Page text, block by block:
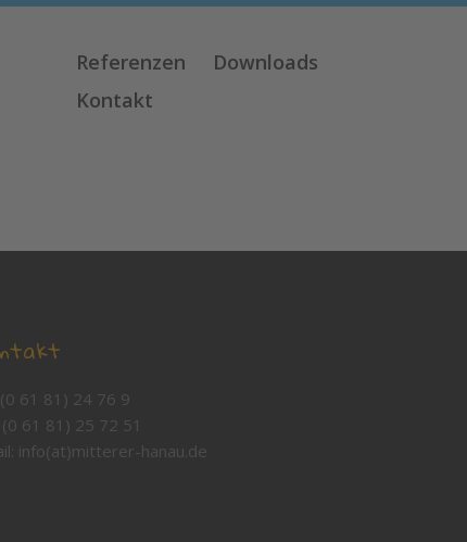
Referenzen
Downloads
Kontakt
61 81) 24 76 9
(0 61 81) 25 72 51
info(at)mitterer-hanau.de